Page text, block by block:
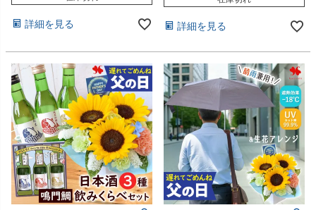
詳細を見る 詳細を見る